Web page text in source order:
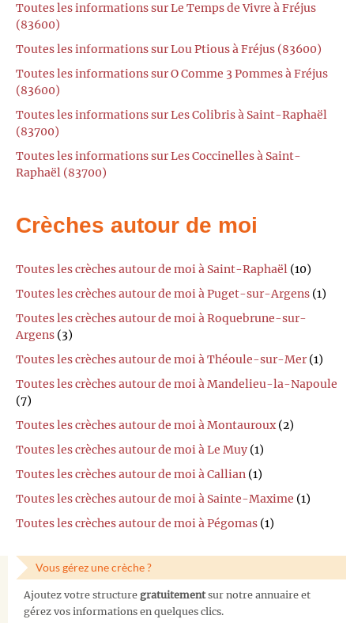
Toutes les informations sur Le Temps de Vivre à Fréjus
(83600)
Toutes les informations sur Lou Ptious à Fréjus (83600)
Toutes les informations sur O Comme 3 Pommes à Fréjus
(83600)
Toutes les informations sur Les Colibris à Saint-Raphaël
(83700)
Toutes les informations sur Les Coccinelles à Saint-
Raphaël (83700)
Crèches autour de moi
Toutes les crèches autour de moi à Saint-Raphaël (10)
Toutes les crèches autour de moi à Puget-sur-Argens (1)
Toutes les crèches autour de moi à Roquebrune-sur-
Argens (3)
Toutes les crèches autour de moi à Théoule-sur-Mer (1)
Toutes les crèches autour de moi à Mandelieu-la-Napoule
(7)
Toutes les crèches autour de moi à Montauroux(2)
Toutes les crèches autour de moi à Le Muy (1)
Toutes les crèches autour de moi à Callian (1)
Toutes les crèches autour de moi à Sainte-Maxime (1)
Toutes les crèches autour de moi à Pégomas (1)
Vous gérez une crèche ?
Ajoutez votre structure gratuitementsur notre annuaire et
gérez vos informations en quelques clics.